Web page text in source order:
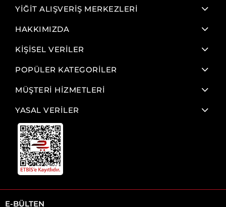
YİĞİT ALIŞVERİŞ MERKEZLERİ
HAKKIMIZDA
KİŞİSEL VERİLER
POPÜLER KATEGORİLER
MÜŞTERİ HİZMETLERİ
YASAL VERİLER
E-BÜLTEN